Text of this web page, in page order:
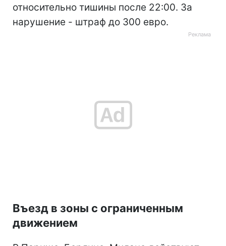
относительно тишины после 22:00. За
нарушение - штраф до 300 евро.
Въезд в зоны с ограниченным
движением